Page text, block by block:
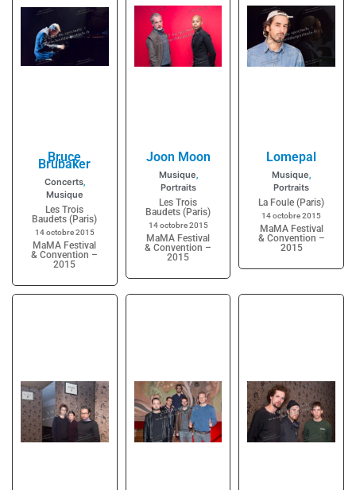
Bruce
Brubaker
Concerts,
Musique
Les Trois
Baudets (Paris)
14 octobre 2015
MaMA Festival
& Convention –
2015
Joon Moon
Musique,
Portraits
Les Trois
Baudets (Paris)
14 octobre 2015
MaMA Festival
& Convention –
2015
Lomepal
Musique,
Portraits
La Foule (Paris)
14 octobre 2015
MaMA Festival
& Convention –
2015